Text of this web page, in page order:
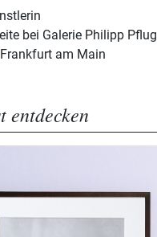
bei Galerie Philipp Pflug
am Main
entdecken